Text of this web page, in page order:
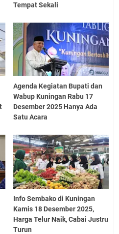
Tempat Sekali
Agenda Kegiatan Bupati dan
Wabup Kuningan Rabu 17
Desember 2025 Hanya Ada
Satu Acara
Info Sembako di Kuningan
Kamis 18 Desember 2025,
Harga Telur Naik, Cabai Justru
Turun